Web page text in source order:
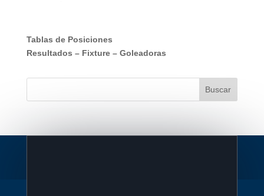
Tablas de Posiciones
Resultados – Fixture– Goleadoras